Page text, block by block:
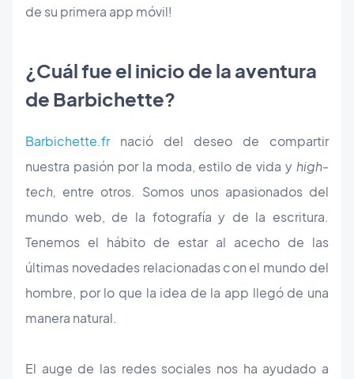
de su primera app móvil!
¿Cuál fue el inicio de la aventura
de Barbichette?
Barbichette.frnació del deseo de compartir
nuestra pasión por la moda, estilo de vida y high-
tech, entre otros. Somos unos apasionados del
mundo web, de la fotografía y de la escritura.
Tenemos el hábito de estar al acecho de las
últimas novedades relacionadas con el mundo del
hombre, por lo que la idea de la app llegó de una
manera natural.
El auge de las redes sociales nos ha ayudado a